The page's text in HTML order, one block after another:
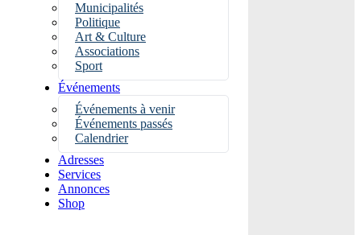
Municipalités
Politique
Art & Culture
Associations
Sport
Événements
Événements à venir
Événements passés
Calendrier
Adresses
Services
Annonces
Shop